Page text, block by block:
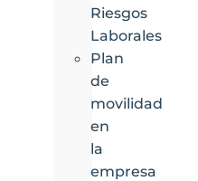
Riesgos
Laborales
Plan
de
movilidad
en
la
empresa